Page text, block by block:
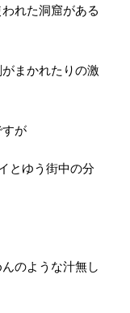
れた洞窟がある
まかれたりの激
が
とゆう街中の分
のような汁無し